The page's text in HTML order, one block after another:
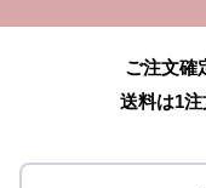
ご注文確
送料は1注